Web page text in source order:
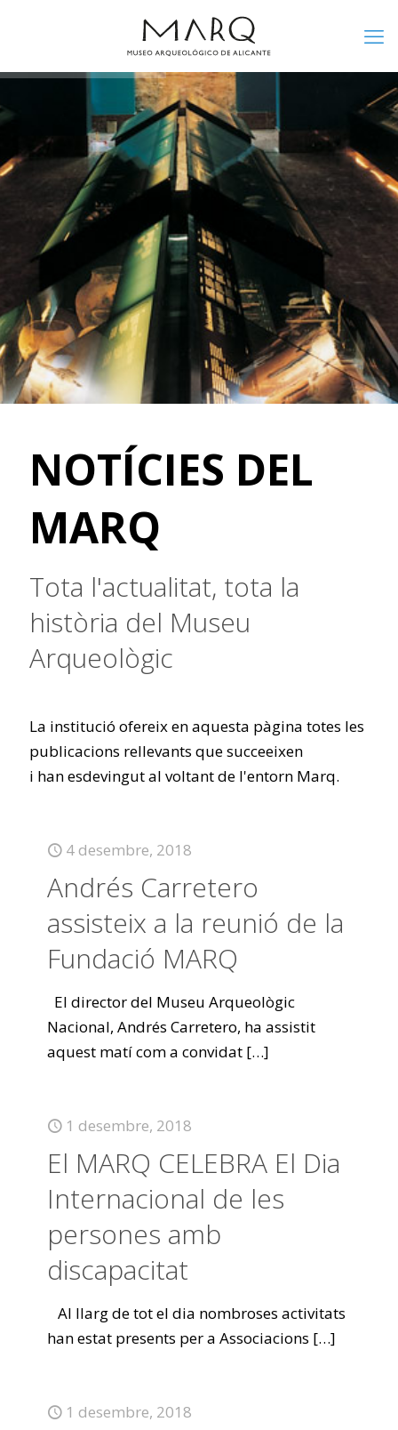
NOTÍCIES DEL
MARQ
Tota l'actualitat, tota la
història del Museu
Arqueològic
La institució ofereix en aquesta pàgina totes les
publicacions rellevants que succeeixen
i han esdevingut al voltant de l'entorn Marq.
4 desembre, 2018
Andrés Carretero
assisteix a la reunió de la
Fundació MARQ
El director del Museu Arqueològic
Nacional, Andrés Carretero, ha assistit
aquest matí com a convidat […]
1 desembre, 2018
El MARQ CELEBRA El Dia
Internacional de les
persones amb
discapacitat
Al llarg de tot el dia nombroses activitats
han estat presents per a Associacions […]
1 desembre, 2018